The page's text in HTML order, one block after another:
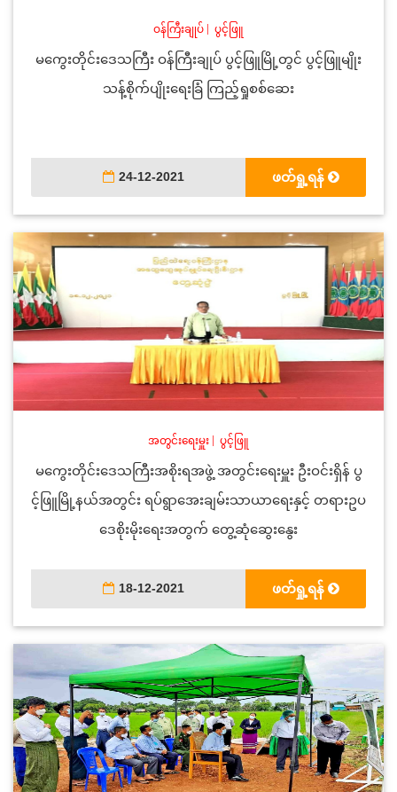
ဝန်ကြီးချုပ် ပွင့်ဖြူ
မကွေးတိုင်းဒေသကြီး ဝန်ကြီးချုပ် ပွင့်ဖြူမြို့တွင် ပွင့်ဖြူမျိုး
သန့်စိုက်ပျိုးရေးခြံ ကြည့်ရှုစစ်ဆေး
24-12-2021 ဖတ်ရှု့ရန်
အတွင်းရေးမှူး ပွင့်ဖြူ
မကွေးတိုင်းဒေသကြီးအစိုးရအဖွဲ့ အတွင်းရေးမှူး ဦးဝင်းရှိန် ပွ
င့်ဖြူမြို့နယ်အတွင်း ရပ်ရွာအေးချမ်းသာယာရေးနှင့် တရားဥပ
ဒေစိုးမိုးရေးအတွက် တွေ့ဆုံဆွေးနွေး
18-12-2021 ဖတ်ရှု့ရန်